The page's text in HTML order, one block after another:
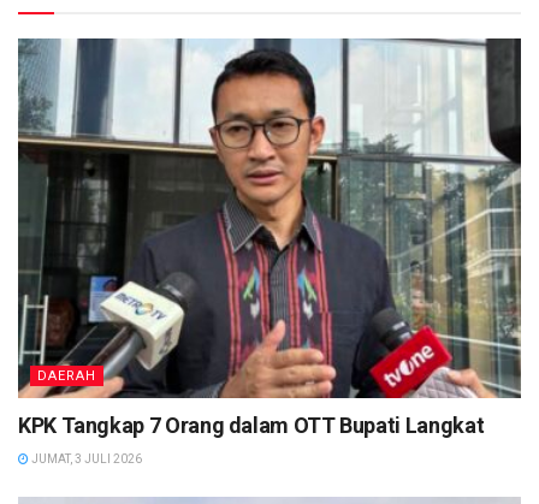
DAERAH
KPK Tangkap 7 Orang dalam OTT Bupati Langkat
JUMAT, 3 JULI 2026